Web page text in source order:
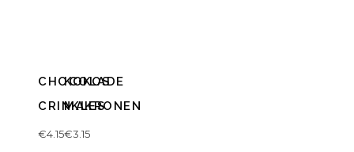
CHOCOLADE
CRINKLES
€4.15
KOKOS
MAKRONEN
€3.15